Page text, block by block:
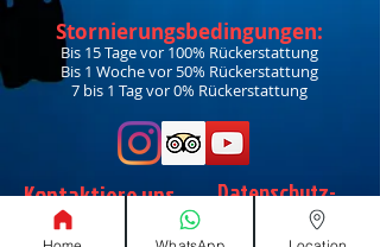
Stornierungsbedingungen:
Bis 15 Tage vor 100% Rückerstattung
Bis 1 Woche vor 50% Rückerstattung
7 bis 1 Tag vor 0% Rückerstattung
Kontaktiere uns
Datenschutz-
Bestimmungen